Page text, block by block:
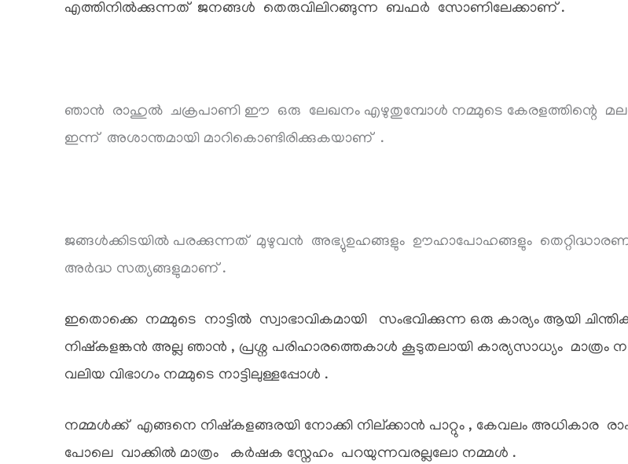
എത്തിനിൽക്കുന്നത് ജനങ്ങൾ തെരുവിലിറങ്ങുന്ന ബഫർ സോണിലേക്കാണ് .
ഞാൻ രാഹുൽ ചക്രപാണി ഈ ഒരു ലേഖനം എഴുതുമ്പോൾ നമ്മുടെ കേരളത്തിന്റെ
ഇന്ന് അശാന്തമായി മാറികൊണ്ടിരിക്കുകയാണ് .
ജങ്ങൾക്കിടയിൽ പരക്കുന്നത് മുഴുവൻ അഭ്യുഉഹങ്ങളും ഊഹാപോഹങ്ങളും
അർദ്ധ സത്യങ്ങളുമാണ് .
ഇതൊക്കെ നമ്മുടെ നാട്ടിൽ സ്വാഭാവികമായി സംഭവിക്കുന്ന ഒരു കാര്യം ആയി
നിഷ്കളങ്കൻ അല്ല ഞാൻ , പ്രശ്ന പരിഹാരത്തെകാൾ കൂടുതലായി കാര്യസാധ്യം മാത്രം
വലിയ വിഭാഗം നമ്മുടെ നാട്ടിലുള്ളപ്പോൾ .
നമ്മൾക്ക് എങ്ങനെ നിഷ്കളങ്ങരയി നോക്കി നില്ക്കാൻ പാറ്റും , കേവലം അധികാര
പോലെ വാക്കിൽ മാത്രം കർഷക സ്നേഹം പറയുന്നവരല്ലലോ നമ്മൾ .